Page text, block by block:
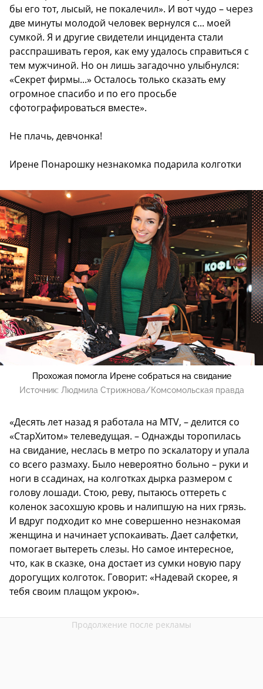
бы его тот, лысый, не покалечил». И вот чудо – через
две минуты молодой человек вернулся с... моей
сумкой. Я и другие свидетели инцидента стали
расспрашивать героя, как ему удалось справиться с
тем мужчиной. Но он лишь загадочно улыбнулся:
«Секрет фирмы...» Осталось только сказать ему
огромное спасибо и по его просьбе
сфотографироваться вместе».
Не плачь, девчонка!
Ирене Понарошку незнакомка подарила колготки
Прохожая помогла Ирене собраться на свидание
Источник: Людмила Стрижнова/Комсомольская правда
«Десять лет назад я работала на MTV, – делится со
«СтарХитом» телеведущая. – Однажды торопилась
на свидание, неслась в метро по эскалатору и упала
со всего размаху. Было невероятно больно – руки и
ноги в ссадинах, на колготках дырка размером с
голову лошади. Стою, реву, пытаюсь оттереть с
коленок засохшую кровь и налипшую на них грязь.
И вдруг подходит ко мне совершенно незнакомая
женщина и начинает успокаивать. Дает салфетки,
помогает вытереть слезы. Но самое интересное,
что, как в сказке, она достает из сумки новую пару
дорогущих колготок. Говорит: «Надевай скорее, я
тебя своим плащом укрою».